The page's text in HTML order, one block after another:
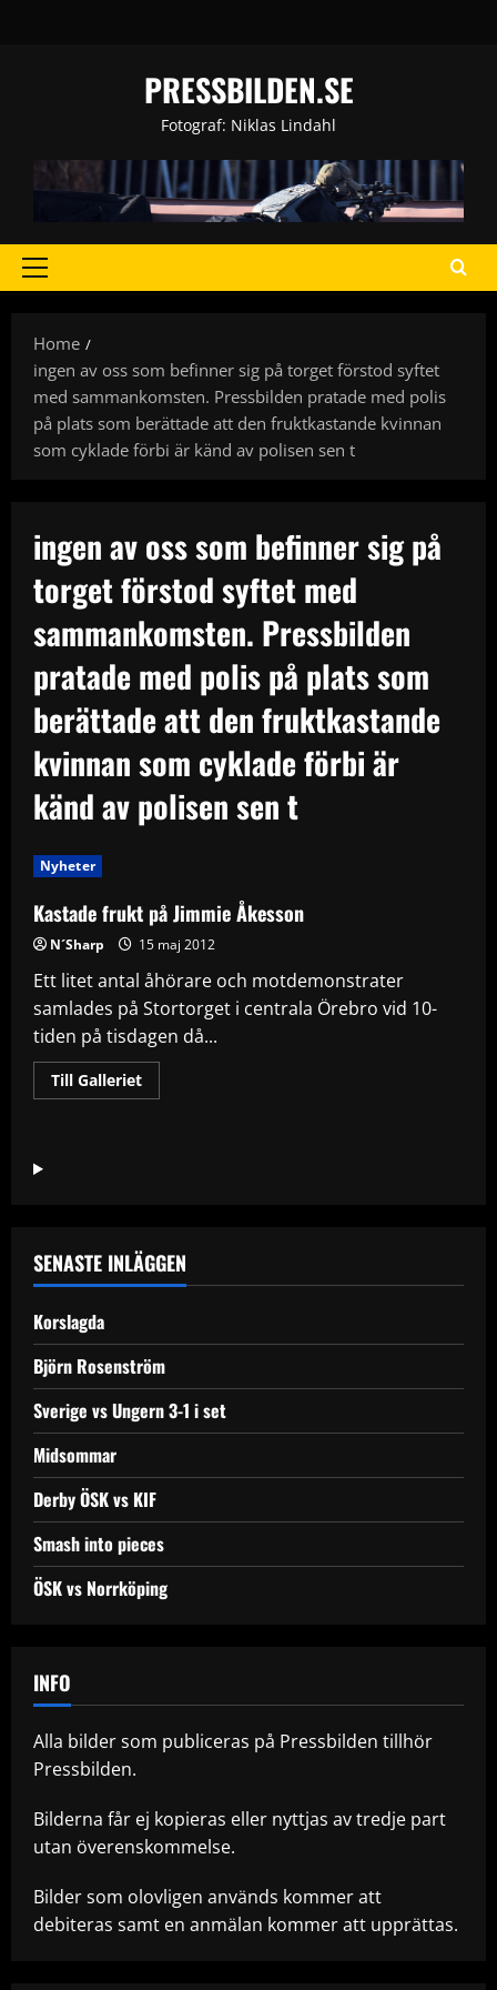
PRESSBILDEN.SE
Fotograf: Niklas Lindahl
Primary
Home
ingen av oss som befinner sig på torget förstod syftet
med sammankomsten. Pressbilden pratade med polis
på plats som berättade att den fruktkastande kvinnan
som cyklade förbi är känd av polisen sen t
ingen av oss som befinner sig på
torget förstod syftet med
sammankomsten. Pressbilden
pratade med polis på plats som
berättade att den fruktkastande
kvinnan som cyklade förbi är
känd av polisen sen t
Nyheter
Kastade frukt på Jimmie Åkesson
N´Sharp 15 maj 2012
Ett litet antal åhörare och motdemonstrater
samlades på Stortorget i centrala Örebro vid 10-
tiden på tisdagen då...
Till GallerietRead
more
SENASTE INLÄGGEN
Korslagda
Björn Rosenström
Sverige vs Ungern 3-1 i set
Midsommar
Derby ÖSK vs KIF
Smash into pieces
ÖSK vs Norrköping
INFO
Alla bilder som publiceras på Pressbilden tillhör
Pressbilden.
Bilderna får ej kopieras eller nyttjas av tredje part
utan överenskommelse.
Bilder som olovligen används kommer att
debiteras samt en anmälan kommer att upprättas.